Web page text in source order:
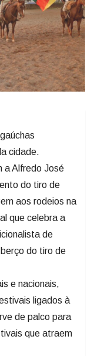
cidade.
a Alfredo José
do tiro de
aos rodeios na
que celebra a
de
do tiro de
e nacionais,
ligados à
de palco para
que atraem